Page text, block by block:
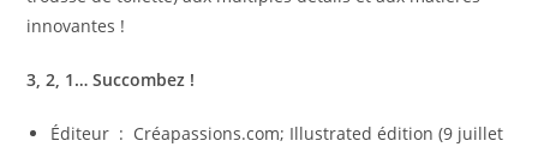
innovantes !
3, 2, 1… Succombez !
Éditeur ‏ : ‎ Créapassions.com; Illustrated édition (9 juillet